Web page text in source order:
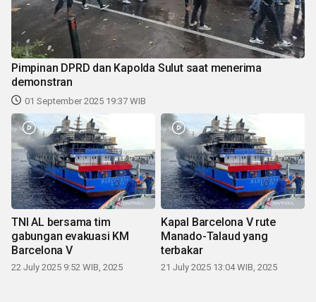
Pimpinan DPRD dan Kapolda Sulut saat menerima
demonstran
01 September 2025 19:37 WIB
TNI AL bersama tim
gabungan evakuasi KM
Barcelona V
22 July 2025 9:52 WIB, 2025
Kapal Barcelona V rute
Manado-Talaud yang
terbakar
21 July 2025 13:04 WIB, 2025